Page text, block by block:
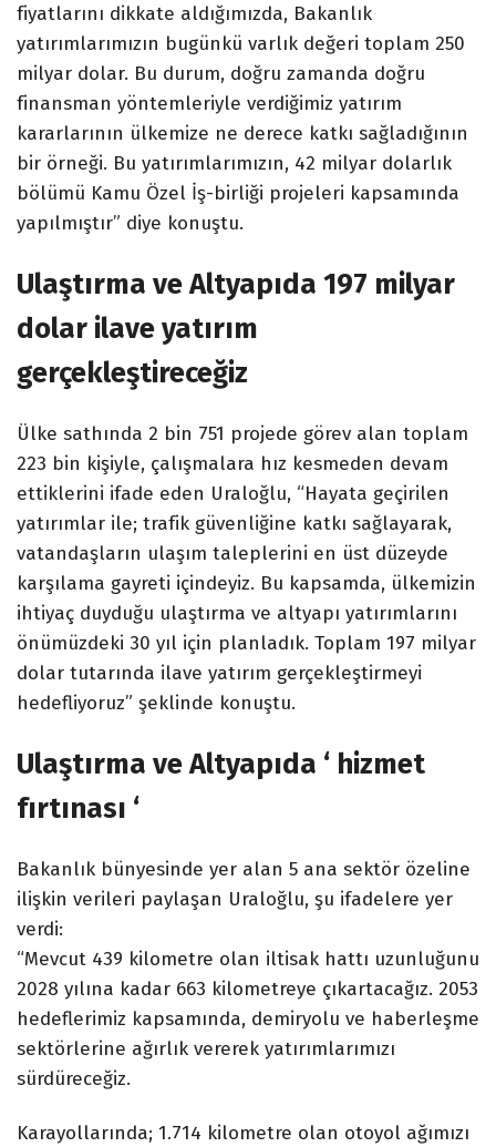
fiyatlarını dikkate aldığımızda, Bakanlık
yatırımlarımızın bugünkü varlık değeri toplam 250
milyar dolar. Bu durum, doğru zamanda doğru
finansman yöntemleriyle verdiğimiz yatırım
kararlarının ülkemize ne derece katkı sağladığının
bir örneği. Bu yatırımlarımızın, 42 milyar dolarlık
bölümü Kamu Özel İş-birliği projeleri kapsamında
yapılmıştır” diye konuştu.
Ulaştırma ve Altyapıda 197 milyar
dolar ilave yatırım
gerçekleştireceğiz
Ülke sathında 2 bin 751 projede görev alan toplam
223 bin kişiyle, çalışmalara hız kesmeden devam
ettiklerini ifade eden Uraloğlu, “Hayata geçirilen
yatırımlar ile; trafik güvenliğine katkı sağlayarak,
vatandaşların ulaşım taleplerini en üst düzeyde
karşılama gayreti içindeyiz. Bu kapsamda, ülkemizin
ihtiyaç duyduğu ulaştırma ve altyapı yatırımlarını
önümüzdeki 30 yıl için planladık. Toplam 197 milyar
dolar tutarında ilave yatırım gerçekleştirmeyi
hedefliyoruz” şeklinde konuştu.
Ulaştırma ve Altyapıda ‘ hizmet
fırtınası ‘
Bakanlık bünyesinde yer alan 5 ana sektör özeline
ilişkin verileri paylaşan Uraloğlu, şu ifadelere yer
verdi:
“Mevcut 439 kilometre olan iltisak hattı uzunluğunu
2028 yılına kadar 663 kilometreye çıkartacağız. 2053
hedeflerimiz kapsamında, demiryolu ve haberleşme
sektörlerine ağırlık vererek yatırımlarımızı
sürdüreceğiz.
Karayollarında; 1.714 kilometre olan otoyol ağımızı